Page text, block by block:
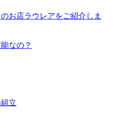
お店ラウレアをご紹介しま
なの？
立